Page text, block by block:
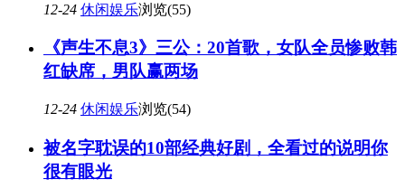
12-24 休闲娱乐浏览(55)
《声生不息3》三公：20首歌，女队全员惨败韩
红缺席，男队赢两场
12-24 休闲娱乐浏览(54)
被名字耽误的10部经典好剧，全看过的说明你
很有眼光